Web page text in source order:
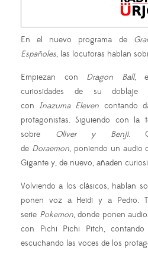
En el nuevo programa de
Españoles, las locutoras hablan
Empiezan con Dragon Ball,
curiosidades de su doblaje
conInazuma Eleven contando
protagonistas. Siguiendo con la
sobre Oliver y Benji.
de Doraemon, poniendo un audio
Gigante y, de nuevo, añaden
Volviendo a los clásicos, hablan
ponen voz a Heidi y a Pedro.
serie Pokemon, donde ponen
con Pichi Pichi Pitch,
escuchando las voces de los